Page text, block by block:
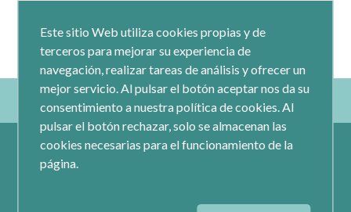
Este sitio Web utiliza cookies propias y de
terceros para mejorar su experiencia de
navegación, realizar tareas de análisis y ofrecer un
mejor servicio. Al pulsar el botón aceptar nos da su
consentimiento a nuestra política de cookies. Al
pulsar el botón rechazar, solo se almacenan las
cookies necesarias para el funcionamiento de la
página.